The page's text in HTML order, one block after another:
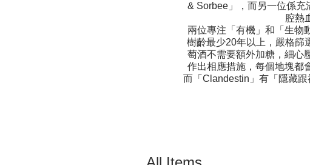
& Sorbee」，而另一位係
腔熱
兩位專注「有機」和「生物
樹齡最少20年以上，嚴格篩
萄酒不需要額外加糖，細心
作出相應措施，每個地塊都
而「Clandestin」有「隱藏